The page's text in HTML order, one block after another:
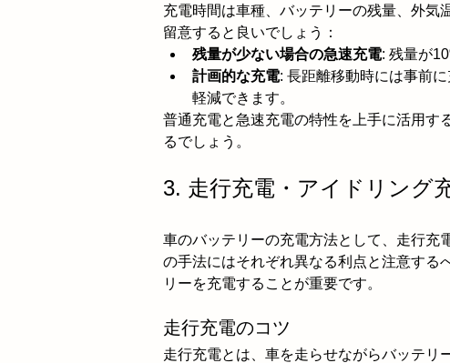
充電時間は車種、バッテリーの残量、外気
留意すると良いでしょう：
残量が少ない場合の急速充電: 残量が
計画的な充電: 長距離移動時には事前
軽減できます。
普通充電と急速充電の特性を上手に活用す
るでしょう。
3. 走行充電・アイドリング
車のバッテリーの充電方法として、走行充
の手法にはそれぞれ異なる利点と注意する
リーを充電することが重要です。
走行充電のコツ
走行充電とは、車を走らせながらバッテリ